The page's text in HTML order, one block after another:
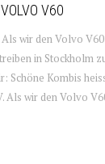
V60
wir den Volvo
in Stockholm
Schöne Kombis
Als wir den Volvo